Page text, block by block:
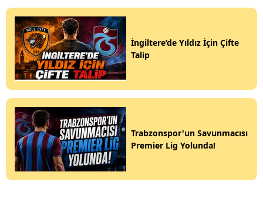
İngiltere’de Yıldız İçin Çifte
Talip
Trabzonspor'un Savunmacısı
Premier Lig Yolunda!